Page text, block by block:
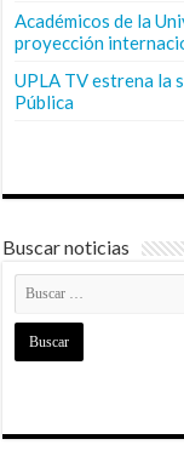
Académicos de la
proyección
UPLA TV estrena la
Pública
Buscar noticias